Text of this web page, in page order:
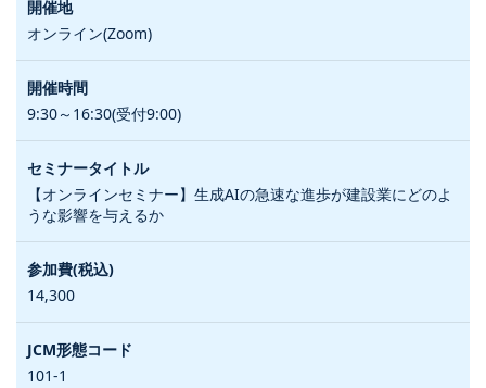
オンライン(Zoom)
9:30～16:30(受付9:00)
【オンラインセミナー】生成AIの急速な進歩が建設業にどのよ
うな影響を与えるか
14,300
101-1